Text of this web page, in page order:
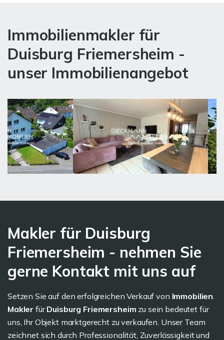
Immobilienmakler für
Duisburg Friemersheim -
unser Immobilienangebot
Makler für Duisburg
Friemersheim - nehmen Sie
gerne Kontakt mit uns auf
Setzen Sie auf den erfolgreichen Verkauf von Immobilien.
Makler fürDuisburg Friemersheim zu sein bedeutet für
uns, Ihr Objekt marktgerecht zu verkaufen. Unser Team
zeichnet sich durch Professionalität, Zuverlässigkeit und